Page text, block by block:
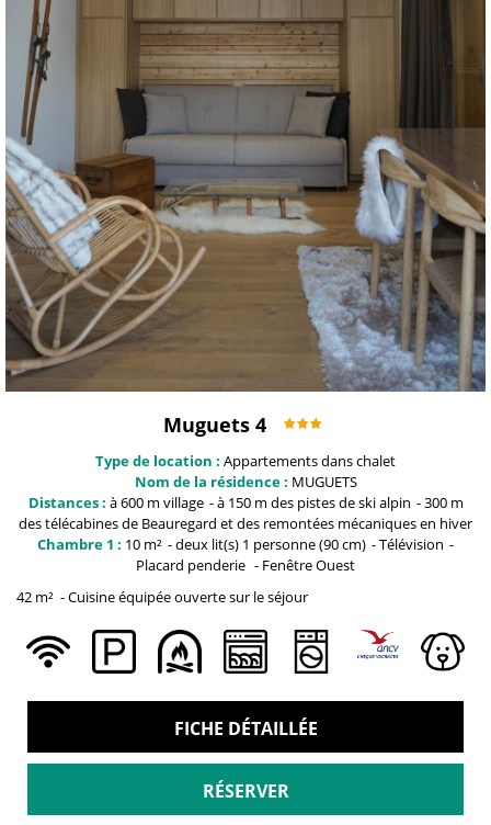
Muguets 4
Type de location : Appartements dans chalet
Nom de la résidence : MUGUETS
Distances : à 600 m village à 150 m des pistes de ski alpin
300 m
des télécabines de Beauregard etdes remontées mécaniques en hiver
Chambre 1 : 10 m² deux lit(s) 1 personne (90 cm)
Télévision
Placard penderie
FenêtreOuest
42 m² Cuisine équipée ouverte sur le séjour
FICHE DÉTAILLÉE
RÉSERVER